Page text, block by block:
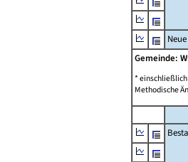
Gemeinde:
*
Methodische